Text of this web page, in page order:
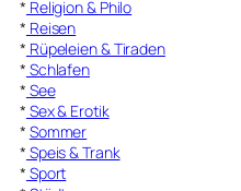
* Religion & Philo
* Reisen
* Rüpeleien & Tiraden
* Schlafen
* See
* Sex & Erotik
* Sommer
* Speis & Trank
* Sport